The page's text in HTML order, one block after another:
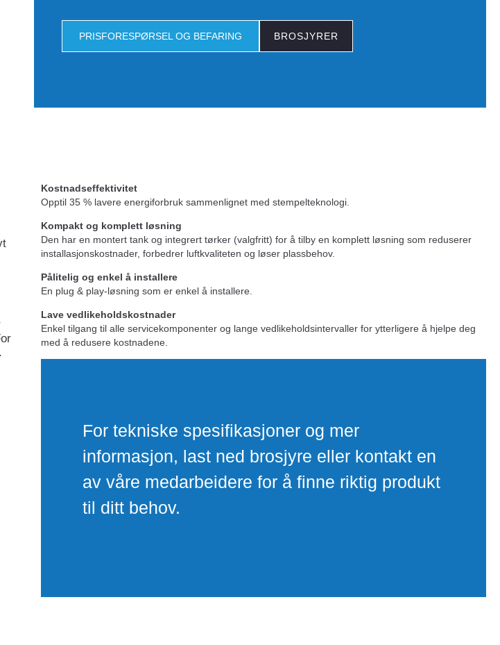
PRISFORESPØRSEL OG BEFARING BROSJYRER
Kostnadseffektivitet
Opptil 35 % lavere energiforbruk sammenlignet med stempelteknologi.
Kompakt og komplett løsning
Den har en montert tank og integrert tørker (valgfritt) for å tilby en komplett løsning som reduserer
installasjonskostnader, forbedrer luftkvaliteten og løser plassbehov.
Pålitelig og enkel å installere
En plug & play-løsning som er enkel å installere.
Lave vedlikeholdskostnader
Enkel tilgang til alle servicekomponenter og lange vedlikeholdsintervaller for ytterligere å hjelpe deg
med å redusere kostnadene.
For tekniske spesifikasjoner og mer
informasjon, last ned brosjyre eller kontakt en
av våre medarbeidere for å finne riktig produkt
til ditt behov.